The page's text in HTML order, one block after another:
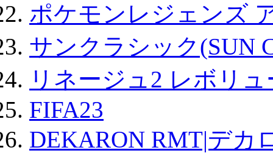
ポケモンレジェンズ
サンクラシック(SUN
リネージュ2 レボリ
FIFA23
DEKARON RMT|デカ